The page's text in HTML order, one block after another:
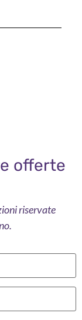
offerte
riservate